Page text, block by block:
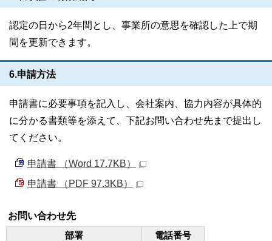
認定の日から2年間とし、事業所の意思を確認した上で期
間を更新できます。
6.申請方法
申請書に必要事項を記入し、会社案内、協力内容が具体的
に分かる書類等を添えて、下記お問い合わせ先まで提出し
てください。
申請書 （Word 17.7KB）
申請書 （PDF 97.3KB）
お問い合わせ先
部署
電話番号